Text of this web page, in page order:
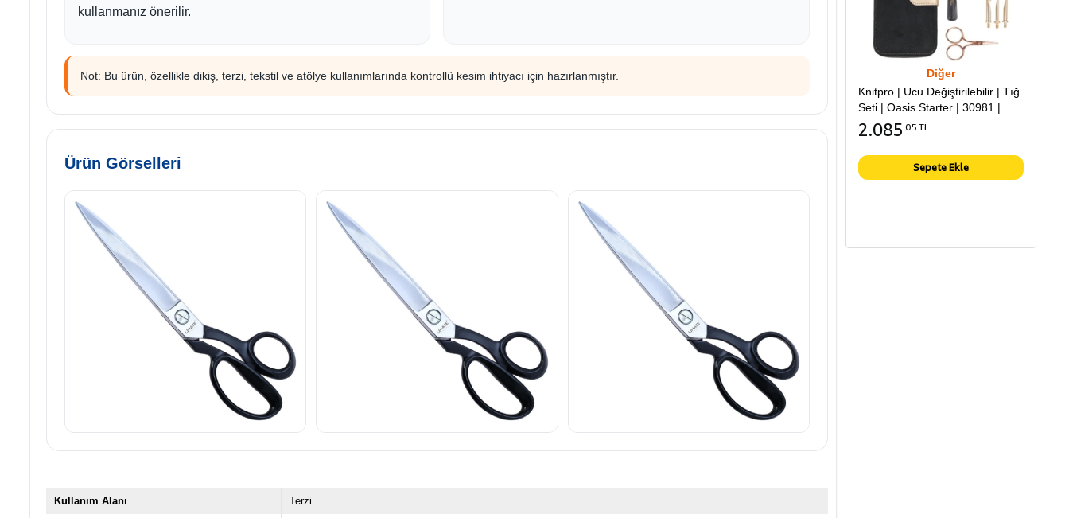
kullanmanız önerilir.
Not: Bu ürün, özellikle dikiş, terzi, tekstil ve atölye kullanımlarında kontrollü kesim ihtiyacı için hazırlanmıştır.
Ürün Görselleri
Kullanım Alanı Terzi
Diğer
Knitpro | Ucu Değiştirilebilir | Tığ
Seti | Oasis Starter | 30981 |
2.085 05 TL
Sepete Ekle